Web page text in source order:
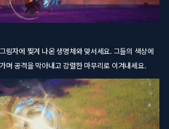
림자에 찢겨 나온 생명체와 맞서세요. 그들의 색상에
며 공격을 막아내고 강렬한 마무리로 이겨내세요.